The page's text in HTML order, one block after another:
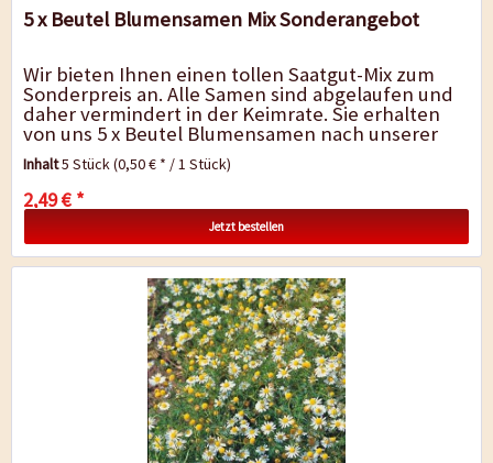
5 x Beutel Blumensamen Mix Sonderangebot
Wir bieten Ihnen einen tollen Saatgut-Mix zum
Sonderpreis an. Alle Samen sind abgelaufen und
daher vermindert in der Keimrate. Sie erhalten
von uns 5 x Beutel Blumensamen nach unserer
Wahl und lernen so neue Sorten kennen....
Inhalt5 Stück(0,50 € * / 1 Stück)
2,49 € *
Jetzt bestellen